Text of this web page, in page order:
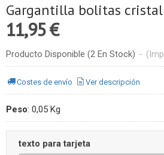
Gargantilla bolitas
11,95 €
Producto Disponible (2 En Stock) -
Costes de envío Ver descripción
Peso: 0,05 Kg
texto para tarjeta